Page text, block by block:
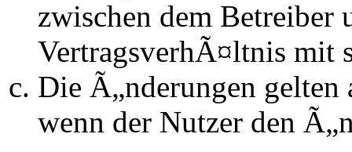
zwischen dem Betreiber
VertragsverhÃ¤ltnis mit
Die Ã„nderungen
wenn der Nutzer den